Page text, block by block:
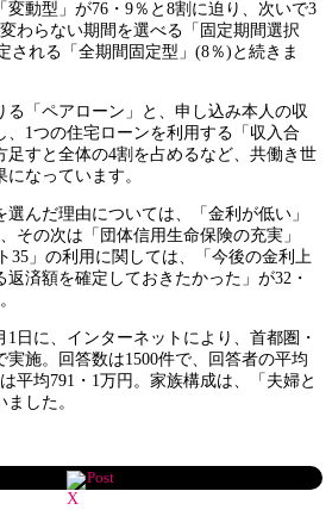
動型」が76・9％と8割に迫り、次いで3
わらない期間を選べる「固定期間選択
される「全期間固定型」(8％)と続きま
る「ペアローン」と、申し込み本人の収
、1つの住宅ローンを利用する「収入合
足すと全体の4割を占めるなど、共働き世
なっています。
んだ理由については、「金利が低い」
その次は「団体信用生命保険の充実」
35」の利用に関しては、「今後の金利上
済額を確定しておきたかった」が32・
1日に、インターネットにより、首都圏・
施。回答数は1500件で、回答者の平均
平均791・1万円。家族構成は、「夫婦と
した。
Post